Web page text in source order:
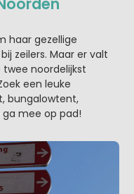
haar gezellige
zeilers. Maar er valt
noordelijkst
een leuke
bungalowtent,
mee op pad!